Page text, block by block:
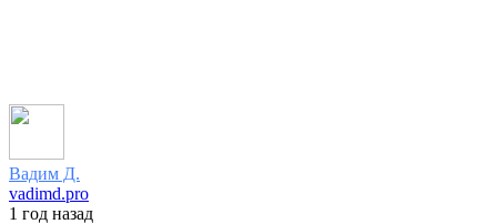
Вадим Д.
vadimd.pro
1 год назад